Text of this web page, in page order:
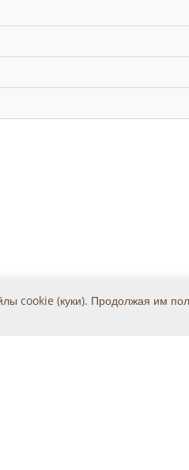
cookie (куки). Продолжая им